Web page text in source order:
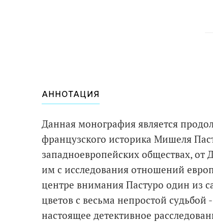
АННОТАЦИЯ
Данная монография является
французского историка Мишеля
западноевропейских обществах, от
им с исследования отношений
центре внимания Пастуро один из
цветов с весьма непростой
настоящее детективное